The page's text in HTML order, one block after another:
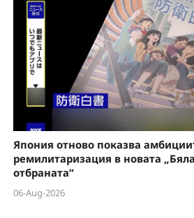
Япония отново показва
ремилитаризация в новата
отбраната“
06-Aug-2026